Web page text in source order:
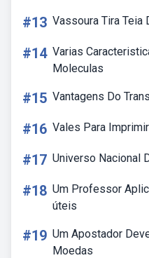
#13 Vassoura Tira Teia
#14 Varias
Moleculas
#15 Vantagens Do
#16 Vales Para
#17 Universo Nacional
#18 Um Professor
úteis
#19 Um Apostador
Moedas